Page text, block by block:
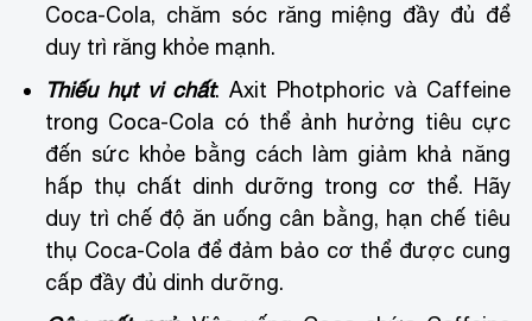
Coca-Cola, chăm sóc răng miệng đầy đủ để
duy trì răng khỏe mạnh.
Thiếu hụt vi chất: Axit Photphoric và Caffeine
trong Coca-Cola có thể ảnh hưởng tiêu cực
đến sức khỏe bằng cách làm giảm khả năng
hấp thụ chất dinh dưỡng trong cơ thể. Hãy
duy trì chế độ ăn uống cân bằng, hạn chế tiêu
thụ Coca-Cola để đảm bảo cơ thể được cung
cấp đầy đủ dinh dưỡng.